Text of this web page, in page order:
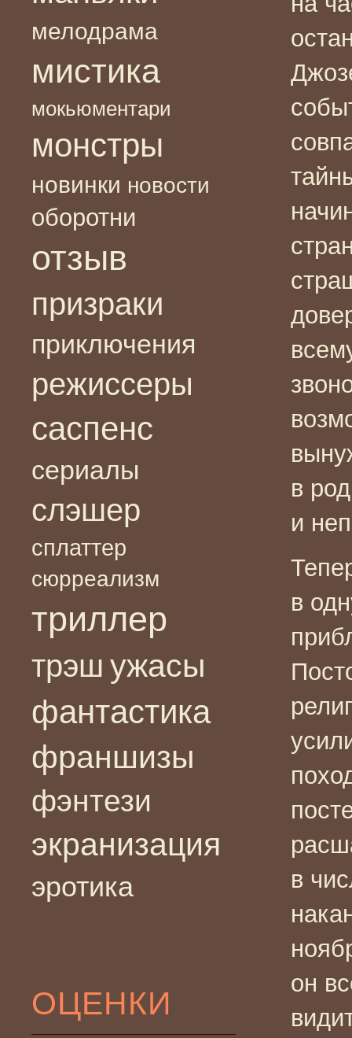
мелодрама
мистика
мокьюментари
монстры
новинки новости
оборотни
отзыв
призраки
приключения
режиссеры
саспенс
сериалы
слэшер
сплаттер
сюрреализм
триллер
трэш ужасы
фантастика
франшизы
фэнтези
экранизация
эротика
ОЦЕНКИ
в
и
в
в
он